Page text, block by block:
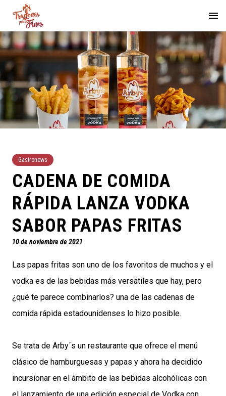
Gastronews
CADENA DE COMIDA
RÁPIDA LANZA VODKA
SABOR PAPAS FRITAS
10 de noviembre de 2021
Las papas fritas son uno de los favoritos de muchos y el
vodka es de las bebidas más versátiles que hay, pero
¿qué te parece combinarlos? una de las cadenas de
comida rápida estadounidenses lo hizo posible.
Se trata de Arby´s un restaurante que ofrece el menú
clásico de hamburguesas y papas y ahora ha decidido
incursionar en el ámbito de las bebidas alcohólicas con